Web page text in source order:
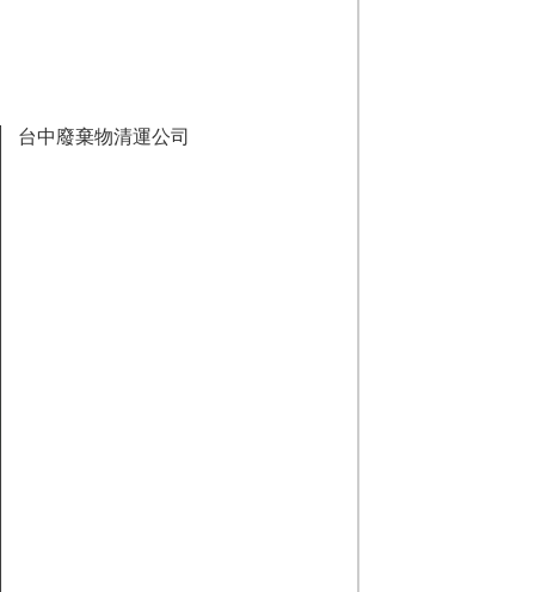
台中廢棄物清運公司